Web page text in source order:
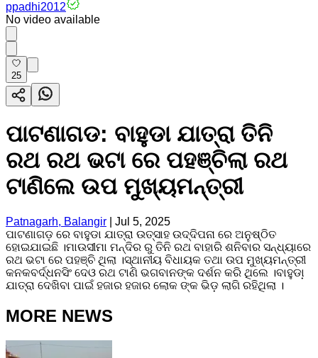
ppadhi2012
No video available
25
ପାଟଣାଗଡ: ବାହୁଡା ଯାତ୍ରା ତିନି
ରଥ ରଥ ଭଟା ରେ ପହଞ୍ଚିଲା ରଥ
ଟାଣିଲେ ଉପ ମୁଖ୍ୟମନ୍ତ୍ରୀ
Patnagarh, Balangir
Jul 5, 2025
ପାଟଣାଗଡ଼ ରେ ବାହୁଡା ଯାତ୍ରା ଉତ୍ସାହ ଉଦ୍ଦିପନା ରେ ଅନୁଷ୍ଠିତ
ହୋଇଯାଇଛି ।ମାଉସୀମା ମନ୍ଦିର ରୁ ତିନି ରଥ ବାହାରି ଶନିବାର ସନ୍ଧ୍ୟାରେ
ରଥ ଭଟା ରେ ପହଞ୍ଚି ଥିଲା ।ସ୍ଥାନୀୟ ବିଧାୟକ ତଥା ଉପ ମୁଖ୍ୟମନ୍ତ୍ରୀ
କନକବର୍ଦ୍ଧନସିଂ ଦେଓ ରଥ ଟାଣି ଭଗବାନଙ୍କ ଦର୍ଶନ କରି ଥିଲେ ।ବାହୁଡା଼
ଯାତ୍ରା ଦେଖିବା ପାଇଁ ହଜାର ହଜାର ଲୋକ ଙ୍କ ଭିଡ଼ ଲାଗି ରହିଥିଲା ।
MORE NEWS